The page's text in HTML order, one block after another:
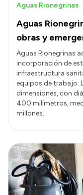
Aguas
obras y
Aguas Rionegrinas
Aguas Rionegrinas
incorporación de
infraestructura
equipos de trabajo.
dimensiones, con
400 milímetros,
millones.